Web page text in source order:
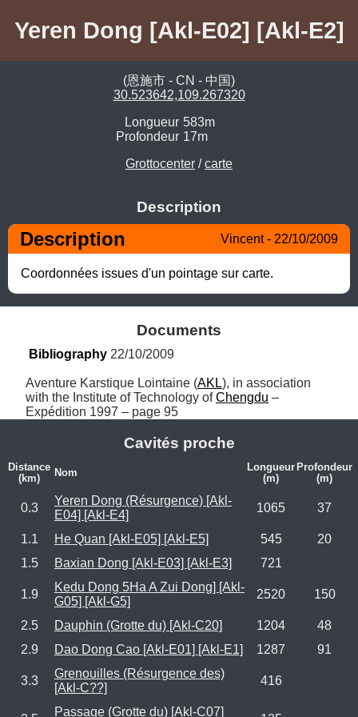
Yeren Dong [Akl-E02] [Akl-E2]
(恩施市 - CN - 中国)
30.523642,109.267320
Longueur 583m
Profondeur 17m
Grottocenter /carte
Description
Description Vincent - 22/10/2009
Coordonnées issues d'un pointage sur carte.
Documents
Bibliography 22/10/2009
Aventure Karstique Lointaine (AKL), in association
with the Institute of Technology of Chengdu –
Expédition 1997 – page 95
Cavités proche
Distance
(km)
Nom
Longueur
(m)
Profondeur
(m)
0.3
Yeren Dong (Résurgence) [Akl-
E04] [Akl-E4]
1065 37
1.1 He Quan [Akl-E05] [Akl-E5] 545
20
1.5
Baxian Dong [Akl-E03] [Akl-E3] 721
1.9
Kedu Dong 5Ha A Zui Dong] [Akl-
G05] [Akl-G5]
2520 150
2.5 Dauphin (Grotte du) [Akl-C20] 1204
48
2.9
Dao Dong Cao [Akl-E01] [Akl-E1] 1287 91
3.3
Grenouilles (Résurgence des)
[Akl-C??]
416
Passage (Grotte du) [Akl-C07]